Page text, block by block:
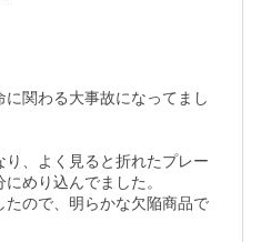
関わる大事故になってまし
、よく見ると折れたプレー
めり込んでました。
ので、明らかな欠陥商品で